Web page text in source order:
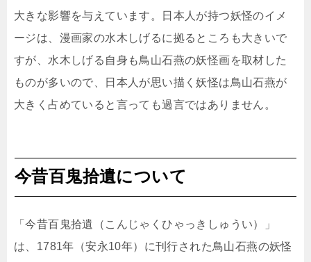
大きな影響を与えています。日本人が持つ妖怪のイメ
ージは、漫画家の水木しげるに拠るところも大きいで
すが、水木しげる自身も鳥山石燕の妖怪画を取材した
ものが多いので、日本人が思い描く妖怪は鳥山石燕が
大きく占めていると言っても過言ではありません。
今昔百鬼拾遺について
「今昔百鬼拾遺（こんじゃくひゃっきしゅうい）」
は、1781年（安永10年）に刊行された鳥山石燕の妖怪